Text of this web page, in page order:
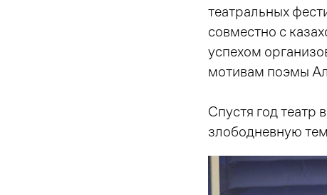
театральных
совместно с
успехом
мотивам поэмы
Спустя год театр
злободневную